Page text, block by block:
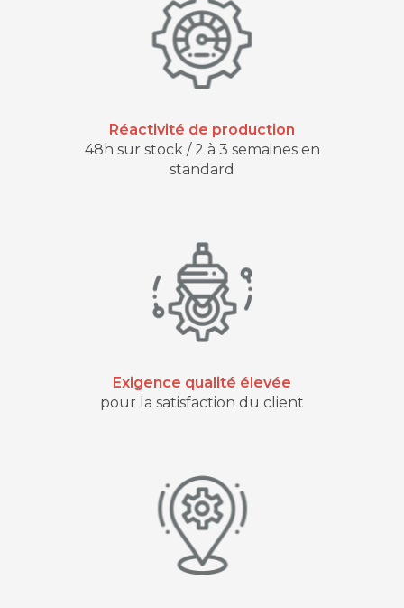
Réactivité de production
48h sur stock / 2 à 3 semaines en
standard
Exigence qualité élevée
pour la satisfaction du client